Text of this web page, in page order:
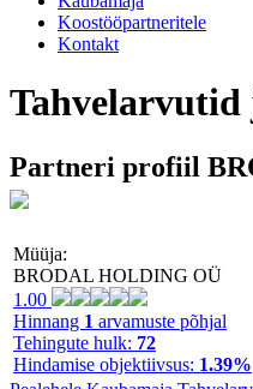
Koostööpartneritele
Kontakt
Partneri profiil
Müüja:
BRODAL HOLDING OÜ
1.00
Hinnang 1 arvamuste põhjal
Tehingute hulk: 72
Hindamise objektiivsus: 1.39%